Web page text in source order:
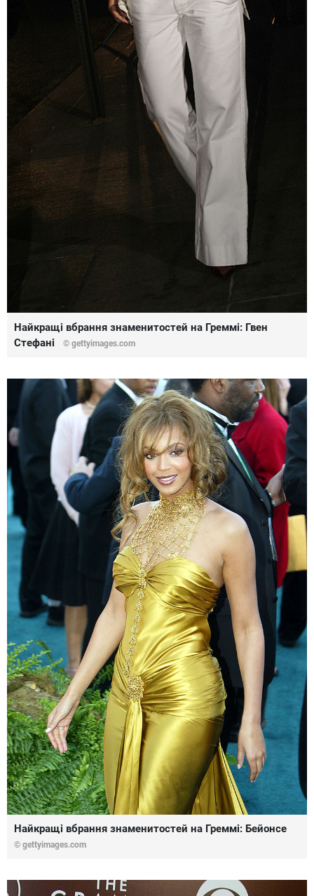
Найкращі вбрання знаменитостей на Греммі: Гвен
Стефані
© gettyimages.com
Найкращі вбрання знаменитостей на Греммі: Бейонсе
© gettyimages.com